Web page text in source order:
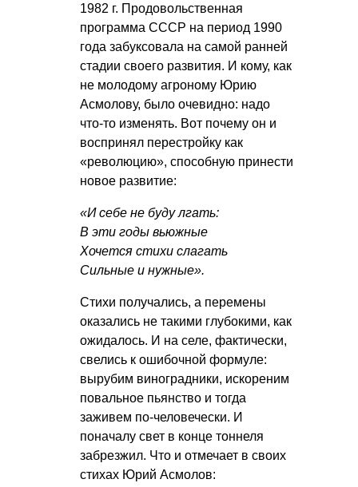
1982 г. Продовольственная
программа СССР на период 1990
года забуксовала на самой ранней
стадии своего развития. И кому, как
не молодому агроному Юрию
Асмолову, было очевидно: надо
что-то изменять. Вот почему он и
воспринял перестройку как
«революцию», способную принести
новое развитие:
«И себе не буду лгать:
В эти годы вьюжные
Хочется стихи слагать
Сильные и нужные».
Стихи получались, а перемены
оказались не такими глубокими, как
ожидалось. И на селе, фактически,
свелись к ошибочной формуле:
вырубим виноградники, искореним
повальное пьянство и тогда
заживем по-человечески. И
поначалу свет в конце тоннеля
забрезжил. Что и отмечает в своих
стихах Юрий Асмолов: